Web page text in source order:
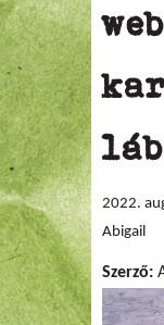
2022.
Abigail
Szerző: